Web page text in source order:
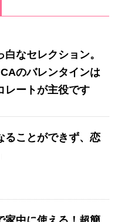
なセレクション。
のバレンタインは
レートが主役です
ることができず、恋